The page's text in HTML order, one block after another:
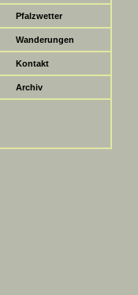
Pfalzwetter
Wanderungen
Kontakt
Archiv